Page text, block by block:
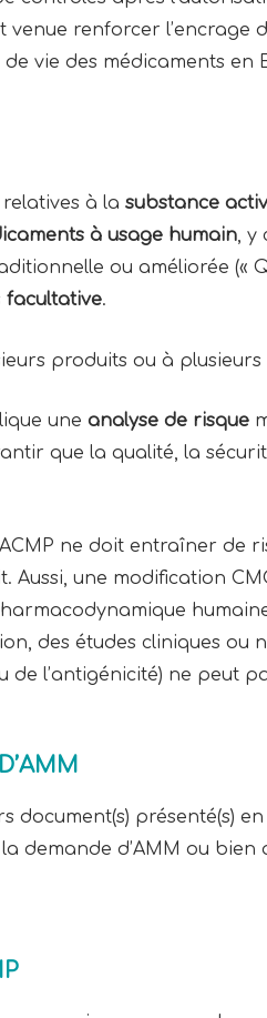
renforcer l’encrage
vie des médicaments en
à la substance
à usage humain, y
ou améliorée («
facultative.
produits ou à
une analyse de risque
que la qualité, la
ne doit entraîner de
une modification
des études cliniques ou
l’antigénicité) ne peut
document(s) présenté(s) en
demande d’AMM ou bien